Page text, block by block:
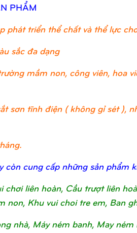
PHẨM
phát triển thể chất và thể lực
sắc đa dạng
mầm non, công viên, hoa
sơn tĩnh điện ( không gỉ sét ),
còn cung cấp những sản phẩm
chơi liên hoàn, Cầu trượt liên
non, Khu vui choi tre em, Ban
nhà, Máy ném banh, May